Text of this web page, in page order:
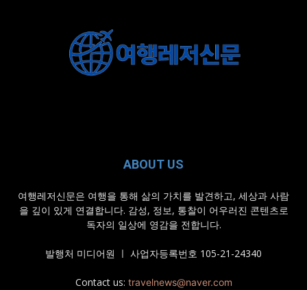
ABOUT US
여행레저신문은 여행을 통해 삶의 가치를 발견하고, 세상과 사람
을 깊이 있게 연결합니다. 감성, 정보, 통찰이 어우러진 콘텐츠로
독자의 일상에 영감을 전합니다.
발행처 미디어원 ㅣ 사업자등록번호 105-21-24340
Contact us: travelnews@naver.com